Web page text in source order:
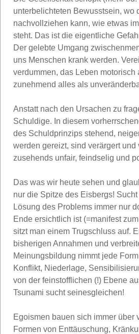
unterbelichteten Bewusstsein, wo
nachvollziehen kann, wie etwas
steht. Das ist die eigentliche
Der gelebte Umgang
uns Menschen krank werden.
verdummen, das Leben motorisch
zunehmend alles als
Anstatt nach den Ursachen zu
Schuldige. In diesem
des Schuldprinzips stehend,
werden gereizt, sind verärgert und
zusehends unfair, feindselig und
Das was wir heute sehen und
nur die Spitze des Eisbergs!
Lösung des Problems immer nur
Ende ersichtlich ist (=manifest
sitzt man einem Trugschluss auf.
bisherigen Annahmen und
Meinungsbildung nimmt jede
Konflikt, Niederlage,
von der feinstofflichen (!) Ebene
Tsunami sucht seinesgleichen!
Egoismen bauen sich immer über
Formen von Enttäuschung,